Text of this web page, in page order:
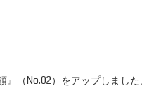
』（No.02）をアップしまし